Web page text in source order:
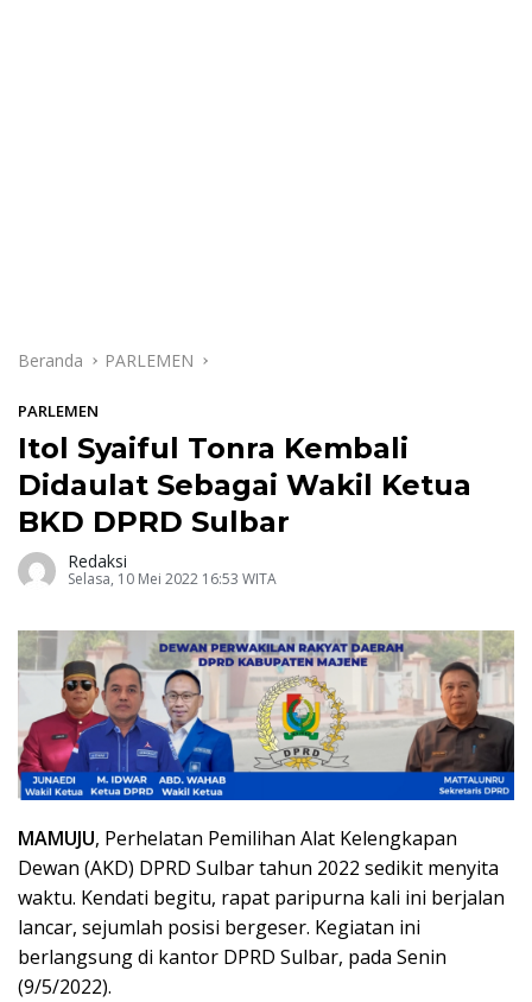
Beranda PARLEMEN
PARLEMEN
Itol Syaiful Tonra Kembali
Didaulat Sebagai Wakil Ketua
BKD DPRD Sulbar
Redaksi
Selasa, 10 Mei 2022 16:53 WITA
MAMUJU, Perhelatan Pemilihan Alat Kelengkapan
Dewan (AKD) DPRD Sulbar tahun 2022 sedikit menyita
waktu. Kendati begitu, rapat paripurna kali ini berjalan
lancar, sejumlah posisi bergeser. Kegiatan ini
berlangsung di kantor DPRD Sulbar, pada Senin
(9/5/2022).